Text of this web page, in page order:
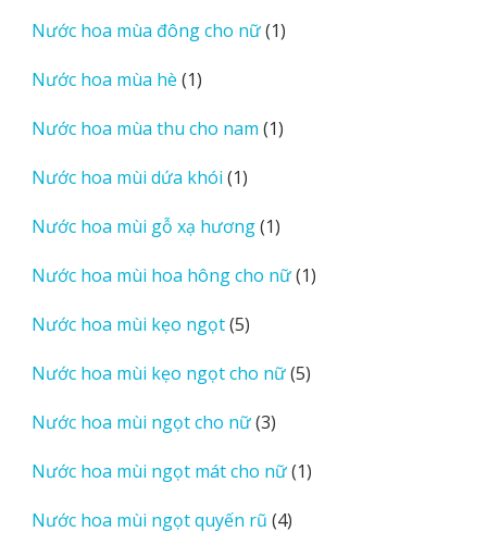
phẩm
Nước hoa mùa đông cho nữ 11
Nước hoa mùa hè 11
phẩm
Nước hoa mùa thu cho nam 11
Nước hoa mùi dứa khói 11
phẩm
Nước hoa mùi gỗ xạ hương 11
phẩm
Nước hoa mùi hoa hông cho nữ 11
Nước hoa mùi kẹo ngọt 55
phẩm
Nước hoa mùi kẹo ngọt cho nữ 55
Nước hoa mùi ngọt cho nữ 33
phẩm
Nước hoa mùi ngọt mát cho nữ 11
Nước hoa mùi ngọt quyến rũ 44